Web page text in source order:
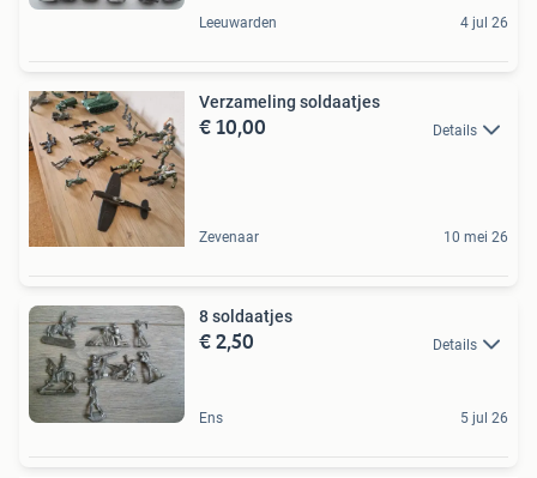
Leeuwarden 4 jul 26
Verzameling soldaatjes
€ 10,00 Details
Zevenaar 10 mei 26
8 soldaatjes
€ 2,50 Details
Ens 5 jul 26